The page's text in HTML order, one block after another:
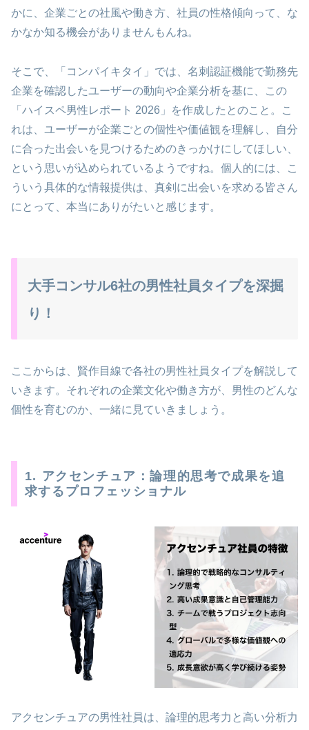
かに、企業ごとの社風や働き方、社員の性格傾向って、な
かなか知る機会がありませんもんね。
そこで、「コンパイキタイ」では、名刺認証機能で勤務先
企業を確認したユーザーの動向や企業分析を基に、この
「ハイスペ男性レポート 2026」を作成したとのこと。こ
れは、ユーザーが企業ごとの個性や価値観を理解し、自分
に合った出会いを見つけるためのきっかけにしてほしい、
という思いが込められているようですね。個人的には、こ
ういう具体的な情報提供は、真剣に出会いを求める皆さん
にとって、本当にありがたいと感じます。
大手コンサル6社の男性社員タイプを深掘
り！
ここからは、賢作目線で各社の男性社員タイプを解説して
いきます。それぞれの企業文化や働き方が、男性のどんな
個性を育むのか、一緒に見ていきましょう。
1. アクセンチュア：論理的思考で成果を追
求するプロフェッショナル
アクセンチュアの男性社員は、論理的思考力と高い分析力